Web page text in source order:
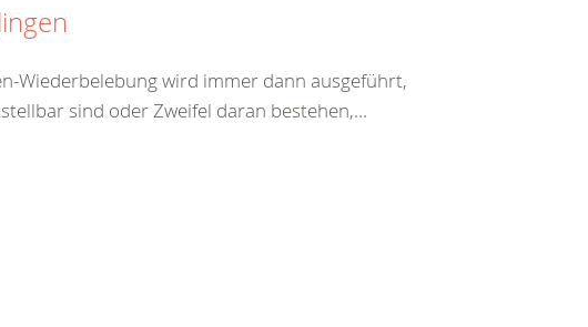
Wiederbelebung wird immer dann ausgeführt,
sind oder Zweifel daran bestehen,…